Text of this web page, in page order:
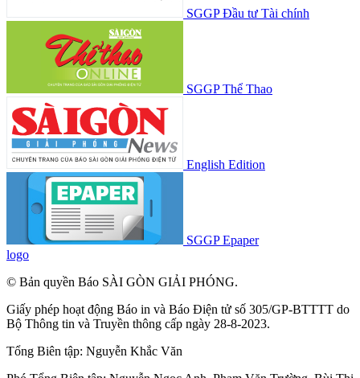
SGGP Đầu tư Tài chính
SGGP Thể Thao
English Edition
SGGP Epaper
logo
© Bản quyền Báo SÀI GÒN GIẢI PHÓNG.
Giấy phép hoạt động Báo in và Báo Điện tử số 305/GP-BTTTT do
Bộ Thông tin và Truyền thông cấp ngày 28-8-2023.
Tổng Biên tập: Nguyễn Khắc Văn